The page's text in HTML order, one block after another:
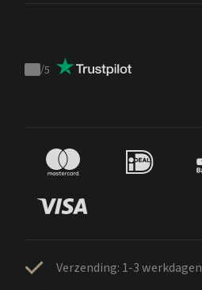
Trustpilot
/5
Verzending: 1-3 werkdagen